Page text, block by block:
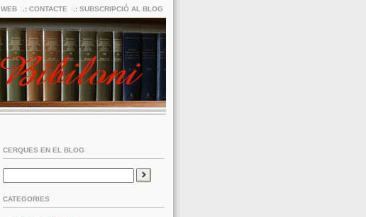
SUBSCRIPCIÓ AL BLOG
CONTACTE
WEB
CERQUES EN EL BLOG
CATEGORIES